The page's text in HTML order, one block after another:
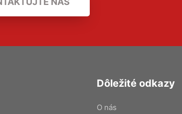
Dôležité odkazy
O nás